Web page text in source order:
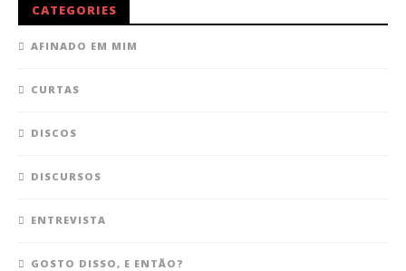
CATEGORIES
AFINADO EM MIM
CURTAS
DISCOS
DISCURSOS
ENTREVISTA
GOSTO DISSO, E ENTÃO?